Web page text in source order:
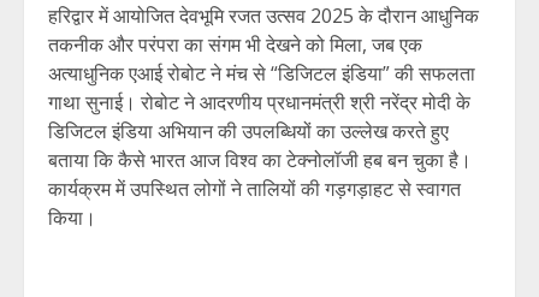
हरिद्वार में आयोजित देवभूमि रजत उत्सव 2025 के दौरान आधुनिक
तकनीक और परंपरा का संगम भी देखने को मिला, जब एक
अत्याधुनिक एआई रोबोट ने मंच से “डिजिटल इंडिया” की सफलता
गाथा सुनाई। रोबोट ने आदरणीय प्रधानमंत्री श्री नरेंद्र मोदी के
डिजिटल इंडिया अभियान की उपलब्धियों का उल्लेख करते हुए
बताया कि कैसे भारत आज विश्व का टेक्नोलॉजी हब बन चुका है।
कार्यक्रम में उपस्थित लोगों ने तालियों की गड़गड़ाहट से स्वागत
किया।